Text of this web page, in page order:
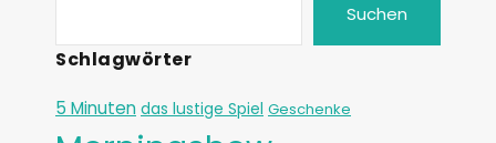
Suchen
Schlagwörter
5 Minuten das lustige Spiel Geschenke